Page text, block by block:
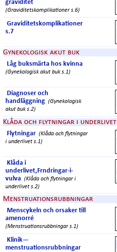
graviditet
(Graviditetskomplikationer s.6)
Graviditetskomplikationer
s.7
Gynekologisk akut buk
Låg buksmärta hos kvinna
(Gynekologisk akut buk s.1)
Diagnoser och
handläggning (Gynekologisk
akut buk s.2)
Klåda och flytningar i underlivet
Flytningar (Klåda och flytningar
i underlivet s.1)
Klåda i
underlivet,Frndringar-i-
vulva (Klåda och flytningar i
underlivet s.2)
Menstruationsrubbningar
Menscykeln och orsaker till
amenorré
(Menstruationsrubbningar s.1)
Klinik—
menstruationsrubbningar